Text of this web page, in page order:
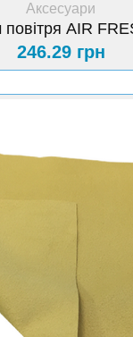
Аксесуари
повітря AIR
246.29 грн